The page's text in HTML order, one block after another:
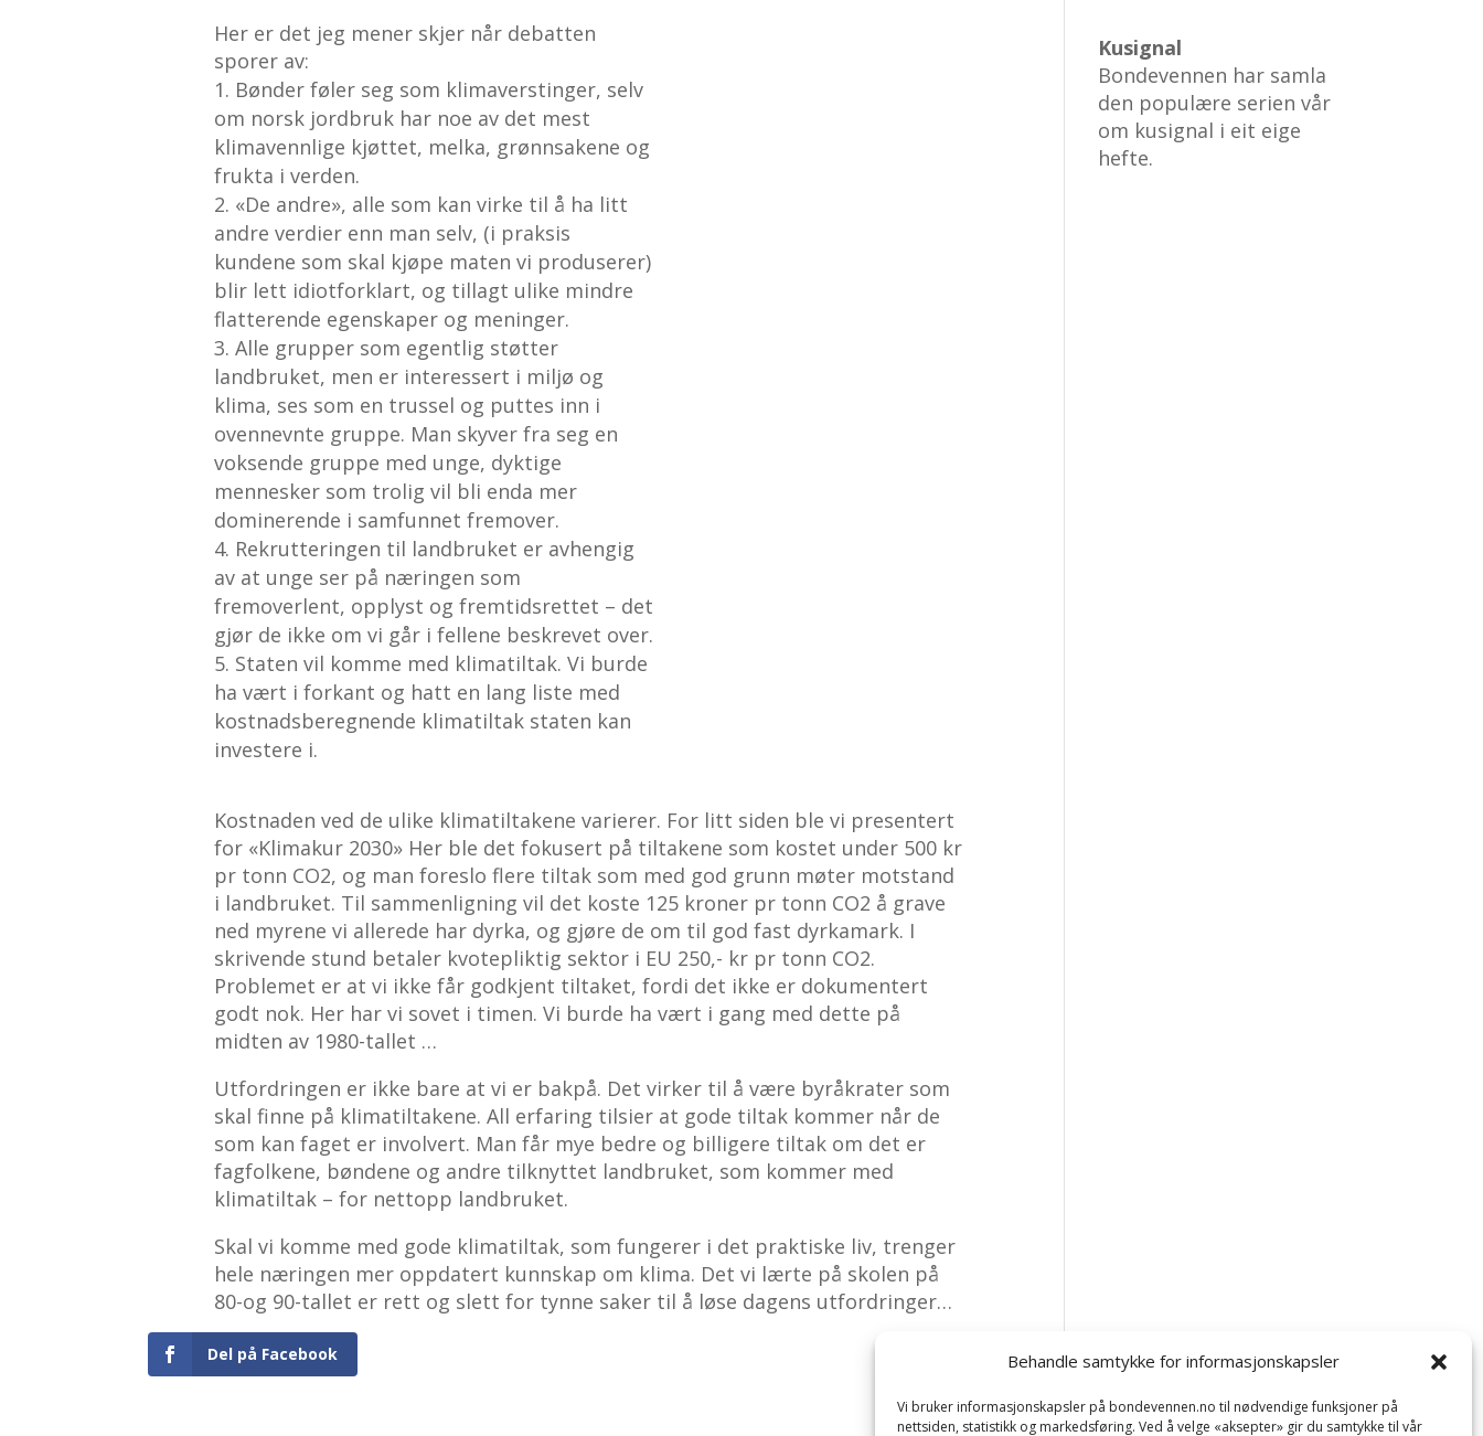
Behandle samtykke for informasjonskapsler
Vi bruker informasjonskapsler på bondevennen.no til nødvendige funksjoner på
nettsiden, statistikk og markedsføring. Ved å velge «aksepter» gir du samtykke til vår
Her er det jeg mener skjer når debatten
sporer av:
Bønder føler seg som klimaverstinger, selv
om norsk jordbruk har noe av det mest
klimavennlige kjøttet, melka, grønnsakene og
frukta i verden.
«De andre», alle som kan virke til å ha litt
andre verdier enn man selv, (i praksis
kundene som skal kjøpe maten vi produserer)
blir lett idiotforklart, og tillagt ulike mindre
flatterende egenskaper og meninger.
Alle grupper som egentlig støtter
landbruket, men er interessert i miljø og
klima, ses som en trussel og puttes inn i
ovennevnte gruppe. Man skyver fra seg en
voksende gruppe med unge, dyktige
mennesker som trolig vil bli enda mer
dominerende i samfunnet fremover.
Rekrutteringen til landbruket er avhengig
av at unge ser på næringen som
fremoverlent, opplyst og fremtidsrettet – det
gjør de ikke om vi går i fellene beskrevet over.
Staten vil komme med klimatiltak. Vi burde
ha vært i forkant og hatt en lang liste med
kostnadsberegnende klimatiltak staten kan
investere i.
Kostnaden ved de ulike klimatiltakene varierer. For litt siden ble vi presentert
for «Klimakur 2030» Her ble det fokusert på tiltakene som kostet under 500 kr
pr tonn CO2, og man foreslo flere tiltak som med god grunn møter motstand
i landbruket. Til sammenligning vil det koste 125 kroner pr tonn CO2 å grave
ned myrene vi allerede har dyrka, og gjøre de om til god fast dyrkamark. I
skrivende stund betaler kvotepliktig sektor i EU 250,- kr pr tonn CO2.
Problemet er at vi ikke får godkjent tiltaket, fordi det ikke er dokumentert
godt nok. Her har vi sovet i timen. Vi burde ha vært i gang med dette på
midten av 1980-tallet …
Utfordringen er ikke bare at vi er bakpå. Det virker til å være byråkrater som
skal finne på klimatiltakene. All erfaring tilsier at gode tiltak kommer når de
som kan faget er involvert. Man får mye bedre og billigere tiltak om det er
fagfolkene, bøndene og andre tilknyttet landbruket, som kommer med
klimatiltak – for nettopp landbruket.
Skal vi komme med gode klimatiltak, som fungerer i det praktiske liv, trenger
hele næringen mer oppdatert kunnskap om klima. Det vi lærte på skolen på
80-og 90-tallet er rett og slett for tynne saker til å løse dagens utfordringer…
Del på Facebook
Kusignal
Bondevennen har samla
den populære serien vår
om kusignal i eit eige
hefte.